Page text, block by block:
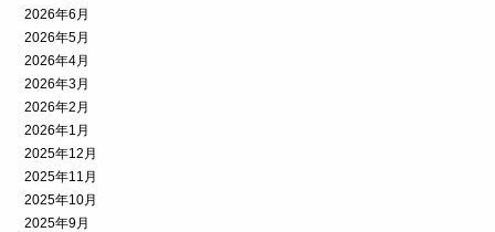
2026年6月
2026年5月
2026年4月
2026年3月
2026年2月
2026年1月
2025年12月
2025年11月
2025年10月
2025年9月